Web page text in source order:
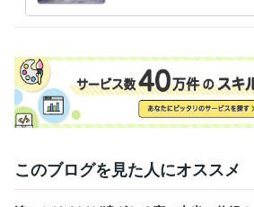
このブログを見た人にオススメ